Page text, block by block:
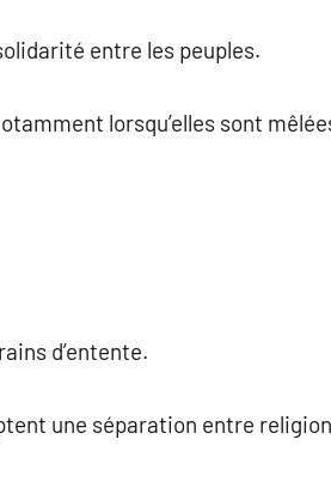
entre les peuples.
lorsqu’elles sont
d’entente.
une séparation entre